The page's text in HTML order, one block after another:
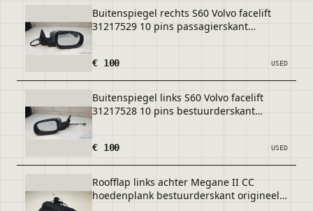
Buitenspiegel rechts S60 Volvo facelift
31217529 10 pins passagierskant
€ 100 USED
Buitenspiegel links S60 Volvo facelift
31217528 10 pins bestuurderskant
€ 100 USED
Roofflap links achter Megane II CC
hoedenplank bestuurderskant origineel